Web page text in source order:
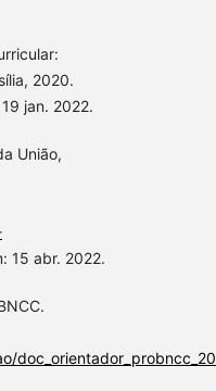
2020.
jan. 2022.
União,
15 abr. 2022.